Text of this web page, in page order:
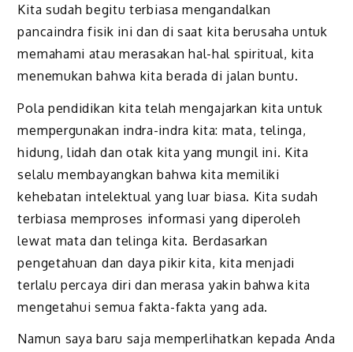
Kita sudah begitu terbiasa mengandalkan
pancaindra fisik ini dan di saat kita berusaha untuk
memahami atau merasakan hal-hal spiritual, kita
menemukan bahwa kita berada di jalan buntu.
Pola pendidikan kita telah mengajarkan kita untuk
mempergunakan indra-indra kita: mata, telinga,
hidung, lidah dan otak kita yang mungil ini. Kita
selalu membayangkan bahwa kita memiliki
kehebatan intelektual yang luar biasa. Kita sudah
terbiasa memproses informasi yang diperoleh
lewat mata dan telinga kita. Berdasarkan
pengetahuan dan daya pikir kita, kita menjadi
terlalu percaya diri dan merasa yakin bahwa kita
mengetahui semua fakta-fakta yang ada.
Namun saya baru saja memperlihatkan kepada Anda